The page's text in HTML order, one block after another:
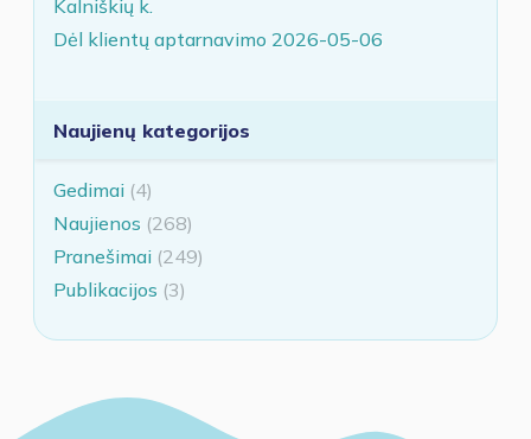
Kalniškių k.
Dėl klientų aptarnavimo 2026-05-06
Naujienų kategorijos
Gedimai (4)
Naujienos (268)
Pranešimai (249)
Publikacijos (3)